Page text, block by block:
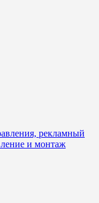
рекламный
и монтаж